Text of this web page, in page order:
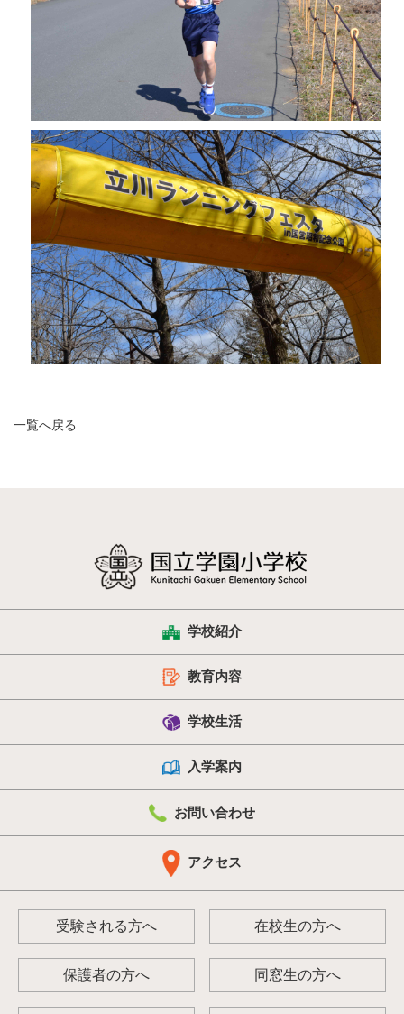
一覧へ戻る
学校紹介
教育内容
学校生活
入学案内
お問い合わせ
アクセス
受験される方へ 在校生の方へ
保護者の方へ 同窓生の方へ